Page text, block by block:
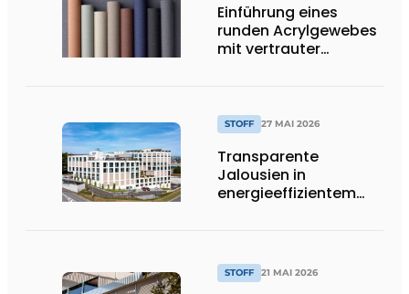
Einführung eines
runden Acrylgewebes
mit vertrauter
STOFF 27 MAI 2026
Transparente
Jalousien in
energieeffizientem
STOFF 21 MAI 2026